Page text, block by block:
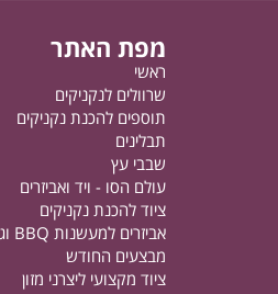
מפת האתר
ראשי
שרוולים לנקניקים
תוספים להכנת נקניקים
תבלינים
שבבי עץ
עולם הסו - ויד ואביזרים
ציוד להכנת נקניקים
אביזרים למעשנות BBQ וגריל
מבצעים החודש
ציוד מקצועי ליצרני מזון